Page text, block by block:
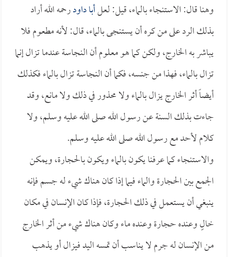
وهنا قال: الاستنجاء بالماء، قيل: لعلأبا داودرحمه الله أراد
بذلك الرد على من كره أن يستنجى بالماء، قال: لأنه مطعوم فلا
يباشر به الخارج، ولكن كما هو معلوم أن النجاسة عندما تزال إنما
تزال بالماء، فهذا من جنسه، فكما أن النجاسة تزال بالماء فكذلك
أيضاً أثر الخارج يزال بالماء ولا محذور في ذلك ولا مانع، وقد
جاءت بذلك السنة عن رسول الله صلى الله عليه وسلم، ولا
كلام لأحد مع رسول الله صلى الله عليه وسلم.
والاستنجاء كما عرفنا يكون بالماء ويكون بالحجارة، ويمكن
الجمع بين الحجارة والماء فيما إذا كان هناك شيء له جسم فإنه
ينبغي أن يستعمل في ذلك الحجارة، فإذا كان الإنسان في مكان
خالٍ وعنده حجارة وعنده ماء وكان هناك شيء من أثر الخارج
من الإنسان له جرم لا يناسب أن تمسه اليد فيزال أو يذهب